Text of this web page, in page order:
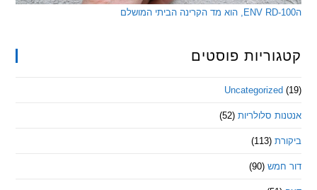
פוסטים
סלולריות (52)
(90)